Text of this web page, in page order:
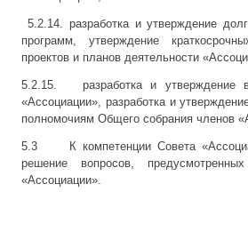
5.2.14. разработка и утверждение
программ, утверждение
проектов и планов деятельности
5.2.15. разработка и утверждение
«Ассоциации», разработка и
полномочиям Общего собрания членов
5.3 К компетенции Совета
решение вопросов,
«Ассоциации».